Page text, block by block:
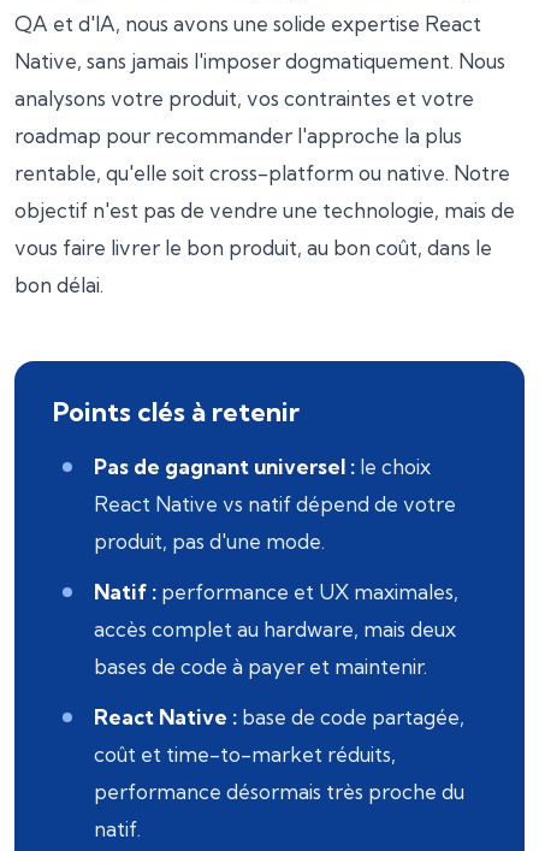
QA et d'IA, nous avons une solide expertise React
Native, sans jamais l'imposer dogmatiquement. Nous
analysons votre produit, vos contraintes et votre
roadmap pour recommander l'approche la plus
rentable, qu'elle soit cross-platform ou native. Notre
objectif n'est pas de vendre une technologie, mais de
vous faire livrer le bon produit, au bon coût, dans le
bon délai.
Points clés à retenir
Pas de gagnant universel : le choix
React Native vs natif dépend de votre
produit, pas d'une mode.
Natif : performance et UX maximales,
accès complet au hardware, mais deux
bases de code à payer et maintenir.
React Native : base de code partagée,
coût et time-to-market réduits,
performance désormais très proche du
natif.